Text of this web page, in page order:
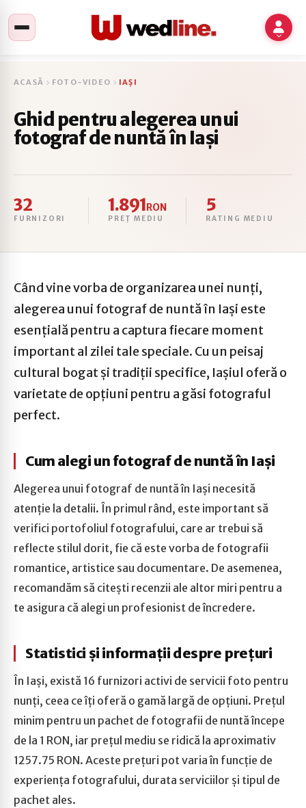
ACASĂ FOTO-VIDEO IAȘI
Ghid pentru alegerea unui
fotograf de nuntă în Iași
32
FURNIZORI
1.891RON
PREȚ MEDIU
5
RATING MEDIU
Când vine vorba de organizarea unei nunți,
alegerea unui fotograf de nuntă în Iași este
esențială pentru a captura fiecare moment
important al zilei tale speciale. Cu un peisaj
cultural bogat și tradiții specifice, Iașiul oferă o
varietate de opțiuni pentru a găsi fotograful
perfect.
Cum alegi un fotograf de nuntă în Iași
Alegerea unui fotograf de nuntă în Iași necesită
atenție la detalii. În primul rând, este important să
verifici portofoliul fotografului, care ar trebui să
reflecte stilul dorit, fie că este vorba de fotografii
romantice, artistice sau documentare. De asemenea,
recomandăm să citești recenzii ale altor miri pentru a
te asigura că alegi un profesionist de încredere.
Statistici și informații despre prețuri
În Iași, există 16 furnizori activi de servicii foto pentru
nunți, ceea ce îți oferă o gamă largă de opțiuni. Prețul
minim pentru un pachet de fotografii de nuntă începe
de la 1 RON, iar prețul mediu se ridică la aproximativ
1257.75 RON. Aceste prețuri pot varia în funcție de
experiența fotografului, durata serviciilor și tipul de
pachet ales.